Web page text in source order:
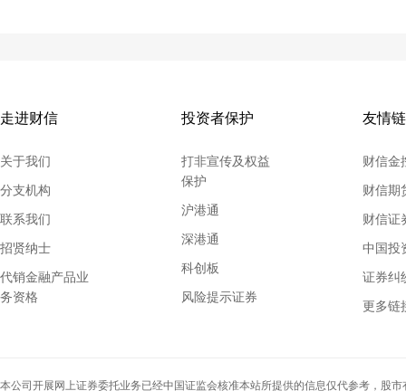
走进财信
关于我们
分支机构
联系我们
招贤纳士
代销金融产品业
务资格
投资者保护
打非宣传及权益
保护
沪港通
深港通
科创板
风险提示证券
友情
财信金
财信期
财信证
中国投
证券纠
更多链
上海证券交易所
本公司开展网上证券委托业务已经中国证监会核准本站所提供的信息仅代参考，股